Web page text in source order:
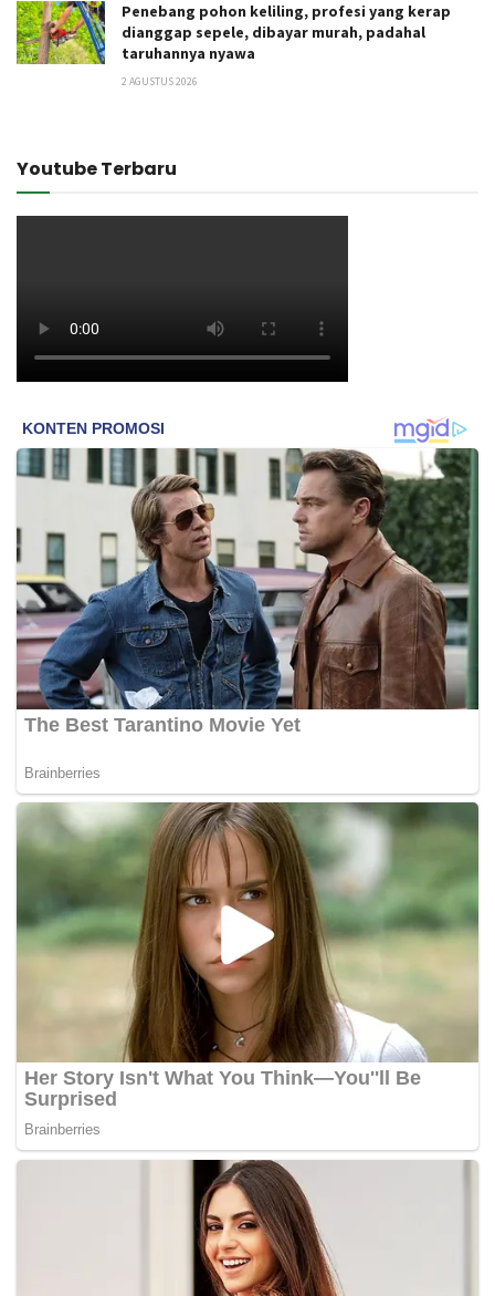
Penebang pohon keliling, profesi yang kerap
dianggap sepele, dibayar murah, padahal
taruhannya nyawa
2 AGUSTUS 2026
Youtube Terbaru